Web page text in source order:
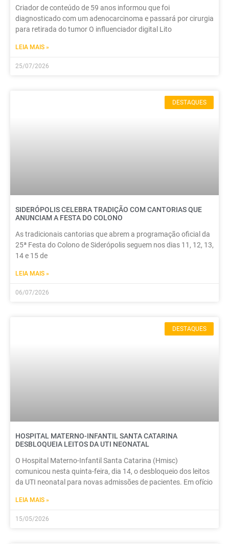
Criador de conteúdo de 59 anos informou que foi
diagnosticado com um adenocarcinoma e passará por cirurgia
para retirada do tumor O influenciador digital Lito
LEIA MAIS »
25/07/2026
DESTAQUES
SIDERÓPOLIS CELEBRA TRADIÇÃO COM CANTORIAS QUE
ANUNCIAM A FESTA DO COLONO
As tradicionais cantorias que abrem a programação oficial da
25ª Festa do Colono de Siderópolis seguem nos dias 11, 12, 13,
14 e 15 de
LEIA MAIS »
06/07/2026
DESTAQUES
HOSPITAL MATERNO-INFANTIL SANTA CATARINA
DESBLOQUEIA LEITOS DA UTI NEONATAL
O Hospital Materno-Infantil Santa Catarina (Hmisc)
comunicou nesta quinta-feira, dia 14, o desbloqueio dos leitos
da UTI neonatal para novas admissões de pacientes. Em ofício
LEIA MAIS »
15/05/2026